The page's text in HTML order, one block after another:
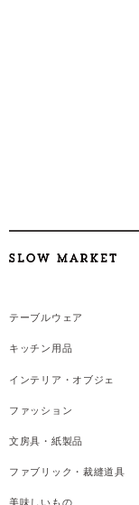
テーブルウェア
キッチン用品
インテリア・オブジェ
ファッション
文房具・紙製品
ファブリック・裁縫道具
美味しいもの